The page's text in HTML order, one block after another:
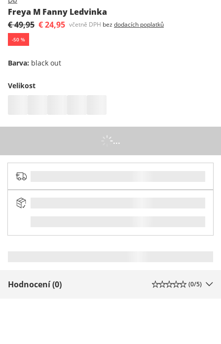
Freya M Fanny Ledvinka
€ 49,95 € 24,95 včetně DPH bez dodacích poplatků
-50 %
Barva: black out
Velikost
...
Hodnocení (0) (0/5)